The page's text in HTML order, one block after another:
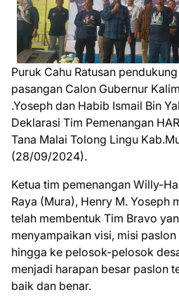
Puruk Cahu Ratusan
pasangan Calon Gubernur
.Yoseph dan Habib Ismail Bin
Deklarasi Tim Pemenangan
Tana Malai Tolong Lingu
(28/09/2024).
Ketua tim pemenangan Willy-
Raya (Mura), Henry M. Yoseph
telah membentuk Tim Bravo
menyampaikan visi, misi
hingga ke pelosok-pelosok
menjadi harapan besar paslon
baik dan benar.